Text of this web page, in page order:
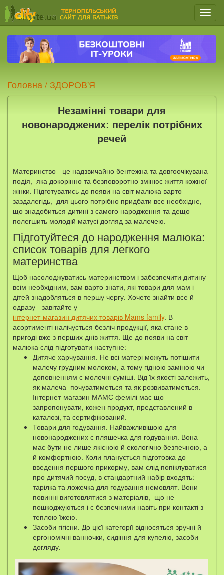
Меню
Головна / ЗДОРОВ'Я
Незамінні товари для
новонароджених: перелік потрібних
речей
Материнство - це надзвичайно бентежна та довгоочікувана
подія, яка докорінно та безповоротно змінює життя кожної
жінки. Підготуватись до появи на світ малюка варто
заздалегідь, для цього потрібно придбати все необхідне,
що знадобиться дитині з самого народження та дещо
полегшить молодій матусі догляд за малечею.
Підготуйтеся до народження малюка:
список товарів для легкого
материнства
Щоб насолоджуватись материнством і забезпечити дитину
всім необхідним, вам варто знати, які товари для мам і
дітей знадобляться в першу чергу. Хочете знайти все й
одразу - завітайте у
інтернет-магазин дитячих товарів Mams family. В
асортименті налічується безліч продукції, яка стане в
пригоді вже з перших днів життя. Ще до появи на світ
малюка слід підготувати наступне:
Дитяче харчування. Не всі матері можуть потішити
малечу грудним молоком, а тому гідною заміною чи
доповненням є молочні суміші. Від їх якості залежить,
як малеча почуватиметься та як розвиватиметься.
Інтернет-магазин МАМС фемілі має що
запропонувати, кожен продукт, представлений в
каталозі, та сертифікований.
Товари для годування. Найважливішою для
новонароджених є пляшечка для годування. Вона
має бути не лише якісною й екологічно безпечною, а
й комфортною. Коли планується підготовка до
введення першого прикорму, вам слід попіклуватися
про дитячий посуд, в стандартний набір входять:
тарілка та ложечка для годування немовлят. Вони
повинні виготовлятися з матеріалів, що не
пошкоджуються і є безпечними навіть при контакті з
теплою їжею.
Засоби гігієни. До цієї категорії відносяться зручні й
ергономічні ванночки, сидіння для купелю, засоби
догляду.